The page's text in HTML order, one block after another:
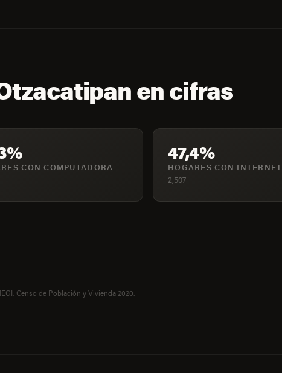
en cifras
CON COMPUTADORA
47,4%
HOGARES CON INTERNET
2,507
Censo de Población y Vivienda 2020.